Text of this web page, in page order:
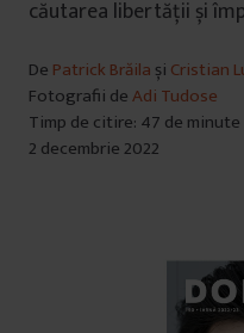
căutarea libertății și
De Patrick Brăila și Cristian
Fotografii deAdi Tudose
Timp de citire: 47 de minute
2 decembrie 2022